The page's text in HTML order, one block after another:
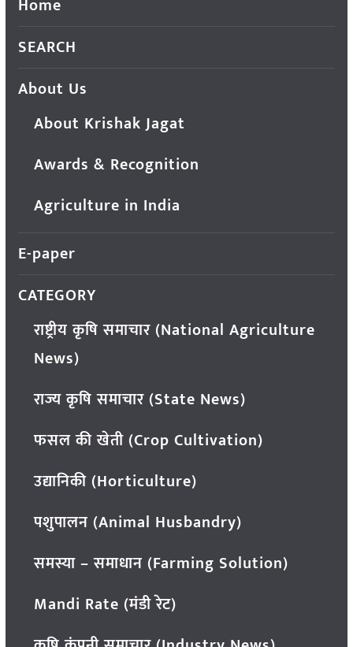
Home
SEARCH
About Us
About Krishak Jagat
Awards & Recognition
Agriculture in India
E-paper
CATEGORY
राष्ट्रीय कृषि समाचार (National Agriculture
News)
राज्य कृषि समाचार (State News)
फसल की खेती (Crop Cultivation)
उद्यानिकी (Horticulture)
पशुपालन (Animal Husbandry)
समस्या – समाधान (Farming Solution)
Mandi Rate (मंडी रेट)